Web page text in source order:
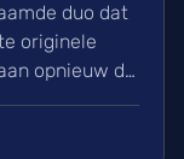
duo dat
originele
opnieuw de